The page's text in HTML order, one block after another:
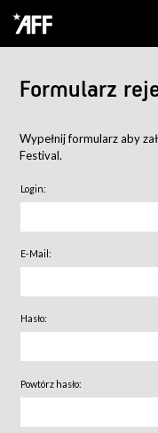
Formularz
Wypełnij formularz aby
Festival.
Login:
E-Mail:
Hasło:
Powtórz hasło: